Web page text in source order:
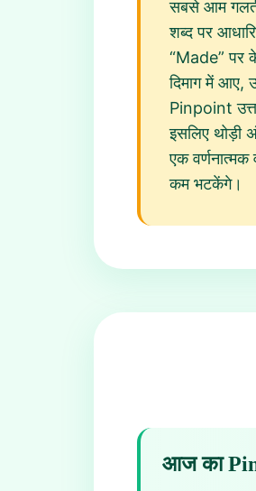
सबसे आम
शब्द पर
“Made” पर
दिमाग में आए,
Pinpoint
इसलिए थोड़ी
एक
कम भटकेंगे।
आज का